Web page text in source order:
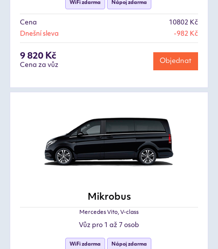
WiFi zdarma Nápoj zdarma
Cena
10802 Kč
Dnešní sleva
-982 Kč
9 820 Kč
Cena za vůz
Objednat
Mikrobus
Mercedes Vito, V-class
Vůz pro 1 až 7 osob
WiFi zdarma Nápoj zdarma